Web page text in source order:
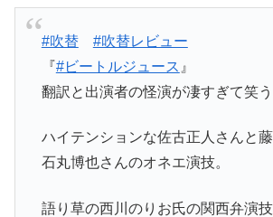
#吹替
#吹替レビュー
『#ビートルジュース 』
翻訳と出演者の怪演が凄すぎて笑う
ハイテンションな佐古正人さんと藤
石丸博也さんのオネエ演技。
語り草の西川のりお氏の関西弁演